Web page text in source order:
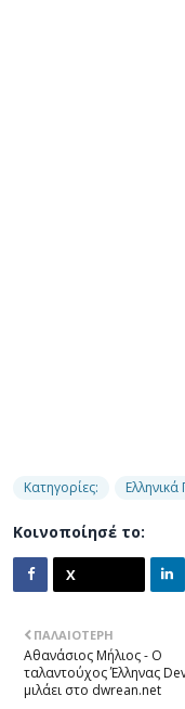
Κατηγορίες:
Κοινοποίησέ το:
ΠΑΛΑΙΌΤΕΡΗ
Αθανάσιος Μήλιος - Ο
ταλαντούχος Έλληνας
μιλάει στο dwrean.net